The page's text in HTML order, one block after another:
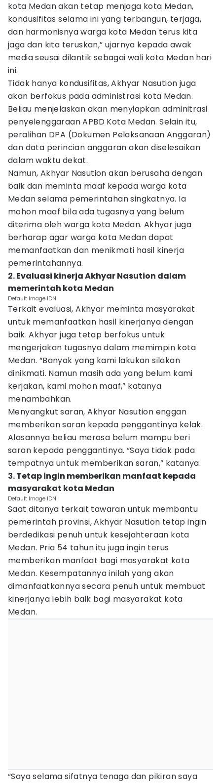
kota Medan akan tetap menjaga kota Medan,
kondusifitas selama ini yang terbangun, terjaga,
dan harmonisnya warga kota Medan terus kita
jaga dan kita teruskan,” ujarnya kepada awak
media seusai dilantik sebagai wali kota Medan hari
ini.
Tidak hanya kondusifitas, Akhyar Nasution juga
akan berfokus pada administrasi kota Medan.
Beliau menjelaskan akan menyiapkan adminitrasi
penyelenggaraan APBD Kota Medan. Selain itu,
peralihan DPA (Dokumen Pelaksanaan Anggaran)
dan data perincian anggaran akan diselesaikan
dalam waktu dekat.
Namun, Akhyar Nasution akan berusaha dengan
baik dan meminta maaf kepada warga kota
Medan selama pemerintahan singkatnya. Ia
mohon maaf bila ada tugasnya yang belum
diterima oleh warga kota Medan. Akhyar juga
berharap agar warga kota Medan dapat
memanfaatkan dan menikmati hasil kinerja
pemerintahannya.
2. Evaluasi kinerja Akhyar Nasution dalam
memerintah kota Medan
Default Image IDN
Terkait evaluasi, Akhyar meminta masyarakat
untuk memanfaatkan hasil kinerjanya dengan
baik. Akhyar juga tetap berfokus untuk
mengerjakan tugasnya dalam memimpin kota
Medan. “Banyak yang kami lakukan silakan
dinikmati. Namun masih ada yang belum kami
kerjakan, kami mohon maaf,” katanya
menambahkan.
Menyangkut saran, Akhyar Nasution enggan
memberikan saran kepada penggantinya kelak.
Alasannya beliau merasa belum mampu beri
saran kepada penggantinya. “Saya tidak pada
tempatnya untuk memberikan saran,” katanya.
3. Tetap ingin memberikan manfaat kepada
masyarakat kota Medan
Default Image IDN
Saat ditanya terkait tawaran untuk membantu
pemerintah provinsi, Akhyar Nasution tetap ingin
berdedikasi penuh untuk kesejahteraan kota
Medan. Pria 54 tahun itu juga ingin terus
memberikan manfaat bagi masyarakat kota
Medan. Kesempatannya inilah yang akan
dimanfaatkannya secara penuh untuk membuat
kinerjanya lebih baik bagi masyarakat kota
Medan.
“Saya selama sifatnya tenaga dan pikiran saya